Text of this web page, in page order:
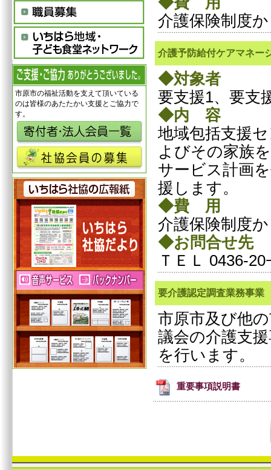
市原市の福祉活動を支えて頂いている
のは皆様のあたたかい支援とご協力で
す。
介護保険制度
介護予防給付ケアマネー
◆対象者
要支援1、要支
◆内 容
地域包括支援
よびその家族
サービス計画
援します。
◆費 用
介護保険制度
◆お問合せ先
ＴＥＬ 0436-
要介護認定調査業務事業
市原市及び他
議会の介護支
を行います。
重要事項説明書